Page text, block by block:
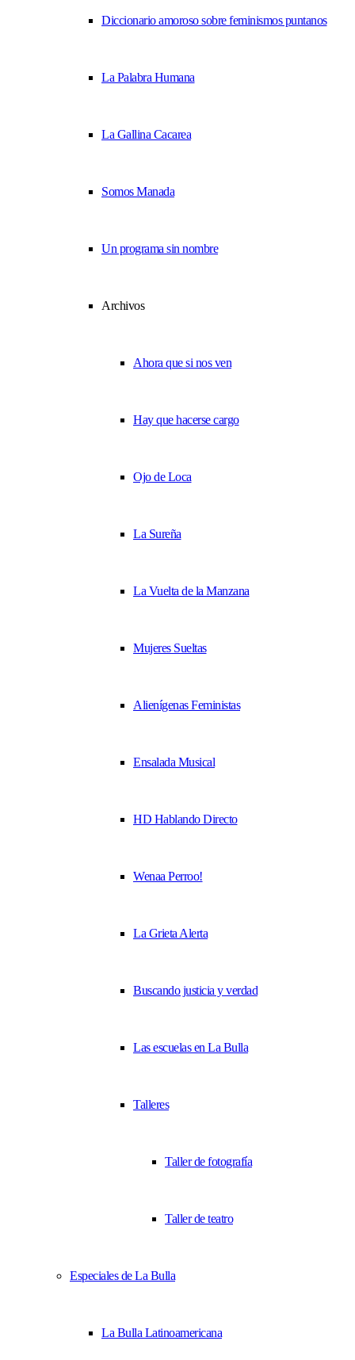
Diccionario amoroso sobre feminismos puntanos
La Palabra Humana
La Gallina Cacarea
Somos Manada
Un programa sin nombre
Archivos
Ahora que si nos ven
Hay que hacerse cargo
Ojo de Loca
La Sureña
La Vuelta de la Manzana
Mujeres Sueltas
Alienígenas Feministas
Ensalada Musical
HD Hablando Directo
Wenaa Perroo!
La Grieta Alerta
Buscando justicia y verdad
Las escuelas en La Bulla
Talleres
Taller de fotografía
Taller de teatro
Especiales de La Bulla
La Bulla Latinoamericana